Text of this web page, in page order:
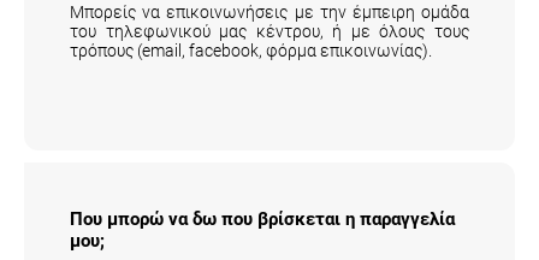
Μπορείς να επικοινωνήσεις με την έμπειρη ομάδα
του τηλεφωνικού μας κέντρου, ή με όλους τους
τρόπους (email, facebook, φόρμα επικοινωνίας).
Που μπορώ να δω που βρίσκεται η
παραγγελία μου;